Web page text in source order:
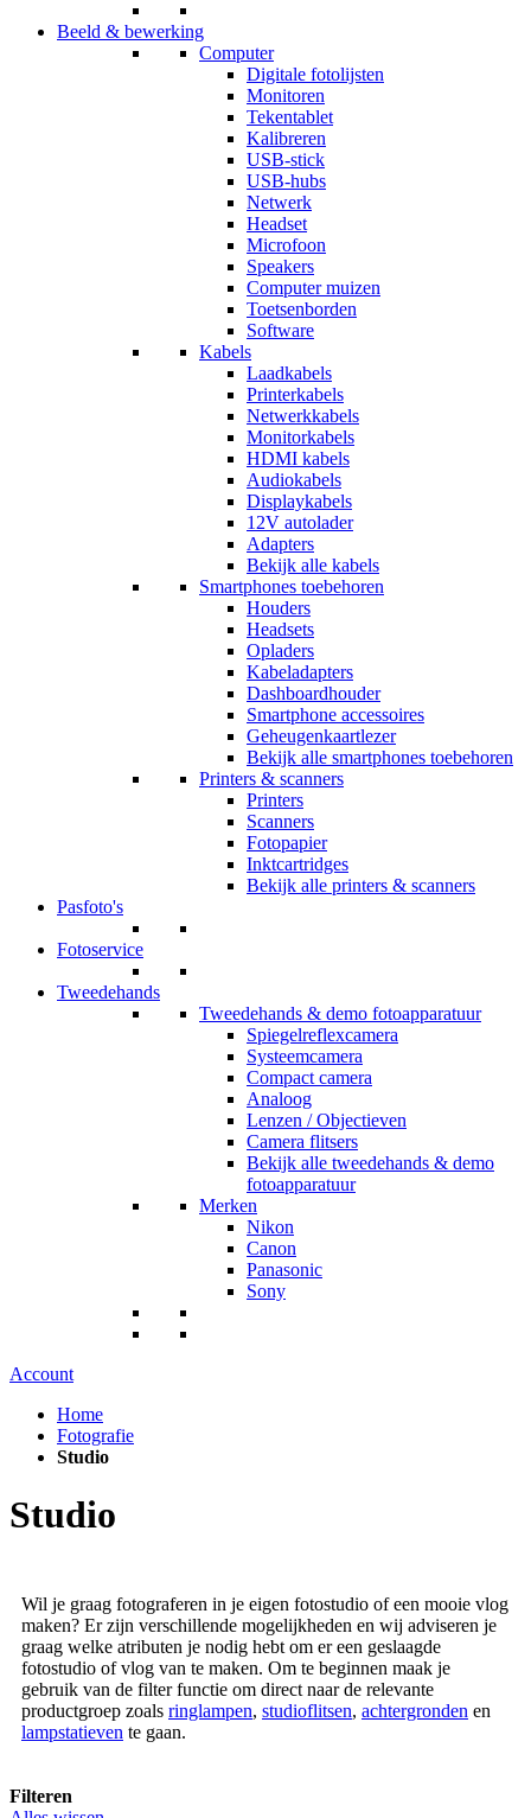
Beeld & bewerking
Computer
Digitale fotolijsten
Monitoren
Tekentablet
Kalibreren
USB-stick
USB-hubs
Netwerk
Headset
Microfoon
Speakers
Computer muizen
Toetsenborden
Software
Kabels
Laadkabels
Printerkabels
Netwerkkabels
Monitorkabels
HDMI kabels
Audiokabels
Displaykabels
12V autolader
Adapters
Bekijk alle kabels
Smartphones toebehoren
Houders
Headsets
Opladers
Kabeladapters
Dashboardhouder
Smartphone accessoires
Geheugenkaartlezer
Bekijk alle smartphones toebehoren
Printers & scanners
Printers
Scanners
Fotopapier
Inktcartridges
Bekijk alle printers & scanners
Pasfoto's
Fotoservice
Tweedehands
Tweedehands & demo fotoapparatuur
Spiegelreflexcamera
Systeemcamera
Compact camera
Analoog
Lenzen / Objectieven
Camera flitsers
Bekijk alle tweedehands & demo
fotoapparatuur
Merken
Nikon
Canon
Panasonic
Sony
Account
Home
Fotografie
Studio
Studio
Wil je graag fotograferen in je eigen fotostudio of een mooie vlog
maken? Er zijn verschillende mogelijkheden en wij adviseren je
graag welke atributen je nodig hebt om er een geslaagde
fotostudio of vlog van te maken. Om te beginnen maak je
gebruik van de filter functie om direct naar de relevante
productgroep zoals ringlampen, studioflitsen, achtergronden en
lampstatieven te gaan.
Filteren